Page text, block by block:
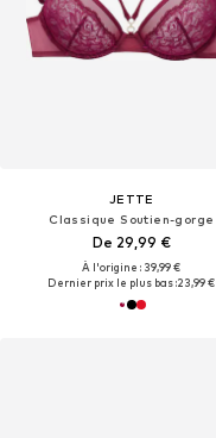
JETTE
Classique Soutien-gorge
De 29,99 €
À l'origine : 39,99 €
Dernier prix le plus bas :23,99 €